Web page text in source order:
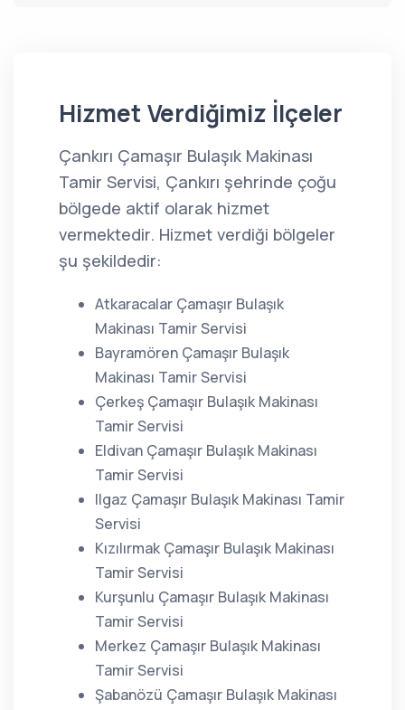
Hizmet Verdiğimiz İlçeler
Çankırı Çamaşır Bulaşık Makinası
Tamir Servisi, Çankırı şehrinde çoğu
bölgede aktif olarak hizmet
vermektedir. Hizmet verdiği bölgeler
şu şekildedir:
Atkaracalar Çamaşır Bulaşık
Makinası Tamir Servisi
Bayramören Çamaşır Bulaşık
Makinası Tamir Servisi
Çerkeş Çamaşır Bulaşık Makinası
Tamir Servisi
Eldivan Çamaşır Bulaşık Makinası
Tamir Servisi
Ilgaz Çamaşır Bulaşık Makinası Tamir
Servisi
Kızılırmak Çamaşır Bulaşık Makinası
Tamir Servisi
Kurşunlu Çamaşır Bulaşık Makinası
Tamir Servisi
Merkez Çamaşır Bulaşık Makinası
Tamir Servisi
Şabanözü Çamaşır Bulaşık Makinası